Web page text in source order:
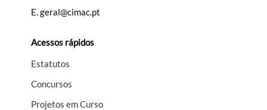
E.geral@cimac.pt
Acessos rápidos
Estatutos
Concursos
Projetos em Curso